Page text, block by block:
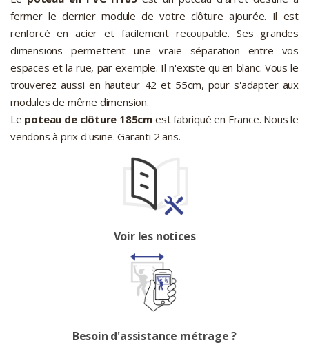
fermer le dernier module de votre clôture ajourée. Il est
renforcé en acier et facilement recoupable. Ses grandes
dimensions permettent une vraie séparation entre vos
espaces et la rue, par exemple. Il n'existe qu'en blanc. Vous le
trouverez aussi en hauteur 42 et 55cm, pour s'adapter aux
modules de même dimension.
Le poteau de clôture 185cm est fabriqué en France. Nous le
vendons à prix d'usine. Garanti 2 ans.
Voir les notices
Besoin d'assistance métrage ?